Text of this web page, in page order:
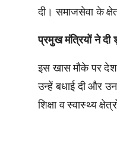
दी। समाजसेवा के
प्रमुखमंत्रियोंनेदी
इस खास मौके पर
उन्हें बधाई दी और
शिक्षा व स्वास्थ्य